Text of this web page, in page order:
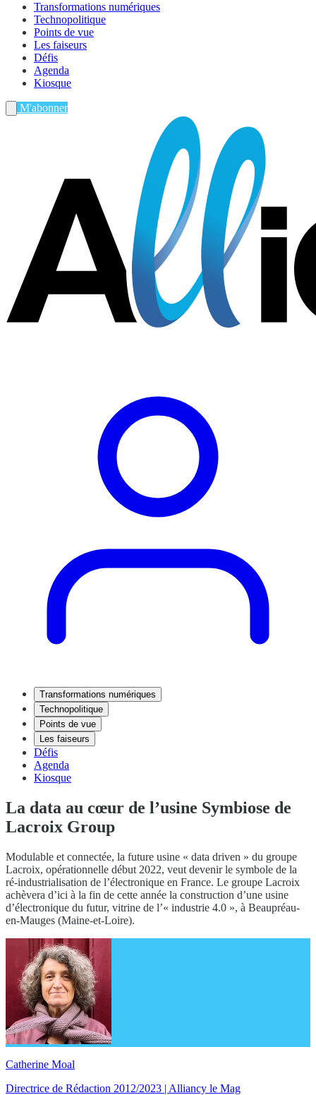
Transformations numériques
Technopolitique
Points de vue
Les faiseurs
Défis
Agenda
Kiosque
M'abonner
Transformations numériques
Technopolitique
Points de vue
Les faiseurs
Défis
Agenda
Kiosque
La data au cœur de l’usine Symbiose de
Lacroix Group
Modulable et connectée, la future usine « data driven » du groupe
Lacroix, opérationnelle début 2022, veut devenir le symbole de la
ré-industrialisation de l’électronique en France. Le groupe Lacroix
achèvera d’ici à la fin de cette année la construction d’une usine
d’électronique du futur, vitrine de l’« industrie 4.0 », à Beaupréau-
en-Mauges (Maine-et-Loire).
Catherine Moal
Directrice de Rédaction 2012/2023 | Alliancy le Mag